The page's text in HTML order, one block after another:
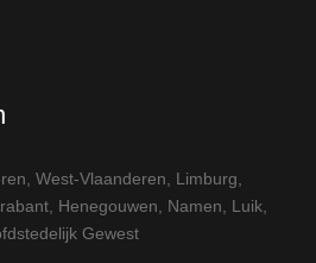
, West-Vlaanderen, Limburg,
, Henegouwen, Namen, Luik,
Gewest